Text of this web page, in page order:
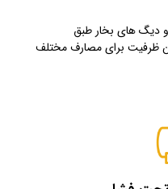
دیگ های بخار طبق
ظرفیت برای مصارف مختلف